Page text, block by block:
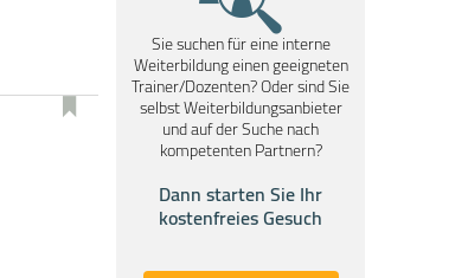
Sie suchen für eine interne
Weiterbildung einen geeigneten
Trainer/Dozenten? Oder sind Sie
selbst Weiterbildungsanbieter
und auf der Suche nach
kompetenten Partnern?
Dann starten Sie Ihr
kostenfreies Gesuch